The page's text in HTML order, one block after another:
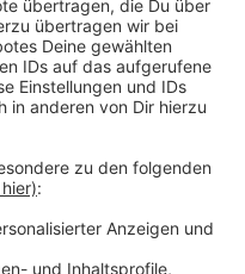
um 16.23 Uhr.
(alle 60 Minuten) bis
Station erfolgt
noch bis Bocholt,
um 13.35 Uhr vor
nach der